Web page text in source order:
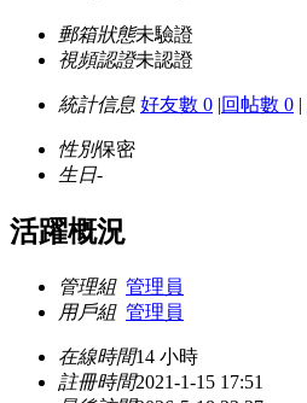
郵箱狀態未驗證
視頻認證未認證
統計信息 好友數 0 |回帖數 0 |
性別保密
生日-
活躍概況
管理組 管理員
用戶組 管理員
在線時間14 小時
註冊時間2021-1-15 17:51